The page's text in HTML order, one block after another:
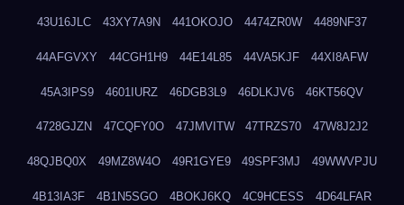
43U16JLC 43XY7A9N 441OKOJO 4474ZR0W 4489NF37
44AFGVXY 44CGH1H9 44E14L85 44VA5KJF 44XI8AFW
45A3IPS9 4601IURZ 46DGB3L9 46DLKJV6 46KT56QV
4728GJZN 47CQFY0O 47JMVITW 47TRZS70 47W8J2J2
48QJBQ0X 49MZ8W4O 49R1GYE9 49SPF3MJ 49WWVPJU
4B13IA3F 4B1N5SGO 4BOKJ6KQ 4C9HCESS 4D64LFAR